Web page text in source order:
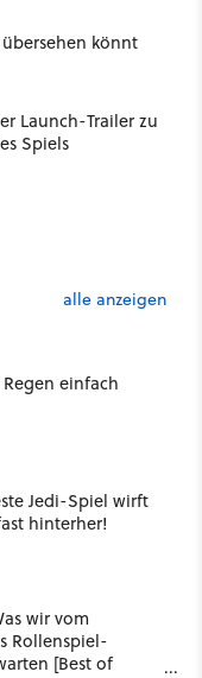
könnt
Launch-Trailer zu
Spiels
alle anzeigen
einfach
Jedi-Spiel wirft
hinterher!
wir vom
Rollenspiel-
[Best of